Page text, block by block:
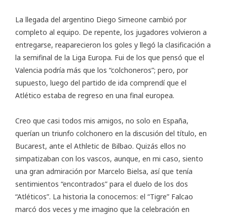
La llegada del argentino Diego Simeone cambió por
completo al equipo. De repente, los jugadores volvieron a
entregarse, reaparecieron los goles y llegó la clasificación a
la semifinal de la Liga Europa. Fui de los que pensó que el
Valencia podría más que los “colchoneros”; pero, por
supuesto, luego del partido de ida comprendí que el
Atlético estaba de regreso en una final europea.
Creo que casi todos mis amigos, no solo en España,
querían un triunfo colchonero en la discusión del título, en
Bucarest, ante el Athletic de Bilbao. Quizás ellos no
simpatizaban con los vascos, aunque, en mi caso, siento
una gran admiración por Marcelo Bielsa, así que tenía
sentimientos “encontrados” para el duelo de los dos
“Atléticos”. La historia la conocemos: el “Tigre” Falcao
marcó dos veces y me imagino que la celebración en